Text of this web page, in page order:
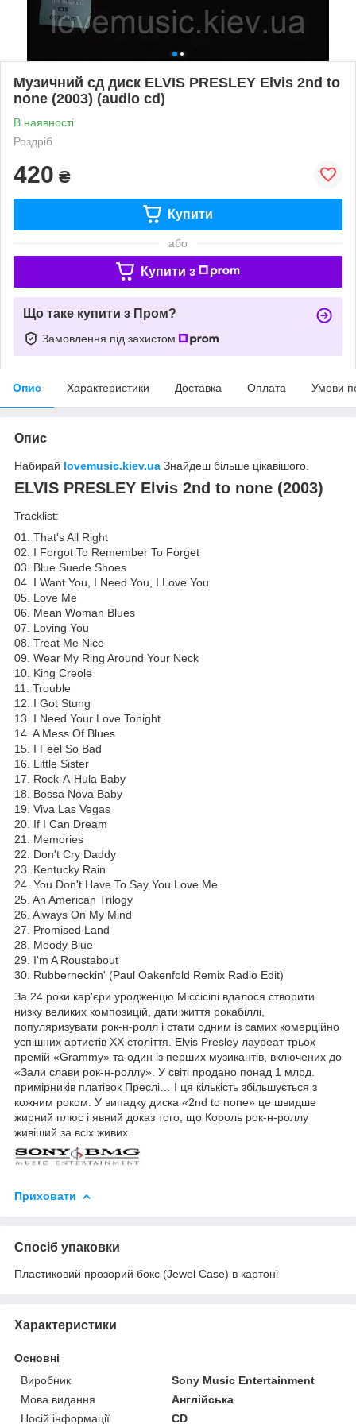
Музичний сд диск ELVIS PRESLEY Elvis 2nd to
none (2003) (audio cd)
В наявності
Роздріб
420 ₴
Купити
або
Купити з
Що таке купити з Пром?
Замовлення під захистом
Опис Характеристики Доставка Оплата Умови
Опис
Набирай lovemusic.kiev.ua Знайдеш більше цікавішого.
ELVIS PRESLEY Elvis 2nd to none (2003)
Tracklist:
01. That's All Right
02. I Forgot To Remember To Forget
03. Blue Suede Shoes
04. I Want You, I Need You, I Love You
05. Love Me
06. Mean Woman Blues
07. Loving You
08. Treat Me Nice
09. Wear My Ring Around Your Neck
10. King Creole
11. Trouble
12. I Got Stung
13. I Need Your Love Tonight
14. A Mess Of Blues
15. I Feel So Bad
16. Little Sister
17. Rock-A-Hula Baby
18. Bossa Nova Baby
19. Viva Las Vegas
20. If I Can Dream
21. Memories
22. Don't Cry Daddy
23. Kentucky Rain
24. You Don't Have To Say You Love Me
25. An American Trilogy
26. Always On My Mind
27. Promised Land
28. Moody Blue
29. I'm A Roustabout
30. Rubberneckin' (Paul Oakenfold Remix Radio Edit)
За 24 роки кар'єри уродженцю Міссісіпі вдалося створити
низку великих композицій, дати життя рокабіллі,
популяризувати рок-н-ролл і стати одним із самих комерційно
успішних артистів ХХ століття. Elvis Presley лауреат трьох
премій «Grammy» та один із перших музикантів, включених до
«Зали слави рок-н-роллу». У світі продано понад 1 млрд.
примірників платівок Преслі… І ця кількість збільшується з
кожним роком. У випадку диска «2nd to none» це швидше
жирний плюс і явний доказ того, що Король рок-н-роллу
живіший за всіх живих.
Приховати
Спосіб упаковки
Пластиковий прозорий бокс (Jewel Case) в картоні
Характеристики
Основні
Виробник
Sony Music Entertainment
Мова видання
Англійська
Носій інформації
CD